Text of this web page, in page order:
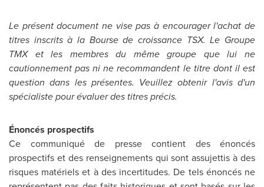
Le présent document ne vise pas à encourager l'achat de
titres inscrits à la Bourse de croissance TSX. Le Groupe
TMX et les membres du même groupe que lui ne
cautionnement pas ni ne recommandent le titre dont il est
question dans les présentes. Veuillez obtenir l'avis d'un
spécialiste pour évaluer des titres précis.
Énoncés prospectifs
Ce communiqué de presse contient des énoncés
prospectifs et des renseignements qui sont assujettis à des
risques matériels et à des incertitudes. De tels énoncés ne